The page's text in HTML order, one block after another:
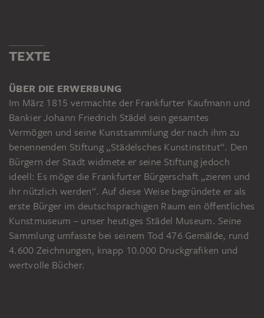
TEXTE
ÜBER DIE ERWERBUNG
Im März 1815 vermachte der Frankfurter Kaufmann und
Bankier Johann Friedrich Städel sein gesamtes
Vermögen und seine Kunstsammlung der nach ihm zu
benennenden Stiftung „Städelsches Kunstinstitut“. Den
Bürgern der Stadt widmete er seine Stiftung jedoch
ideell: Es möge die Frankfurter Bürgerschaft „zieren und
ihr nützlich werden“. Auf diese Weise begründete er als
erste Bürger im deutschsprachigen Raum ein öffentliches
Kunstmuseum – unser heutiges Städel Museum. Seine
Sammlung umfasste bei seinem Tod 476 Gemälde, rund
4.600 Zeichnungen, knapp 10.000 Druckgrafiken und
wertvolle Bücher.